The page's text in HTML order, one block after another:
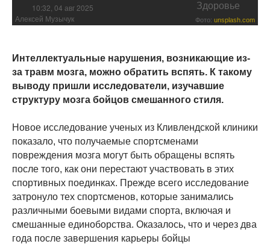
10:32, 04 авг 2025 Здоровье
Алексей Музычук Фото: unsplash.com
Интеллектуальные нарушения, возникающие из-
за травм мозга, можно обратить вспять. К такому
выводу пришли исследователи, изучавшие
структуру мозга бойцов смешанного стиля.
Новое исследование ученых из Кливлендской клиники
показало, что получаемые спортсменами
повреждения мозга могут быть обращены вспять
после того, как они перестают участвовать в этих
спортивных поединках. Прежде всего исследование
затронуло тех спортсменов, которые занимались
различными боевыми видами спорта, включая и
смешанные единоборства. Оказалось, что и через два
года после завершения карьеры бойцы